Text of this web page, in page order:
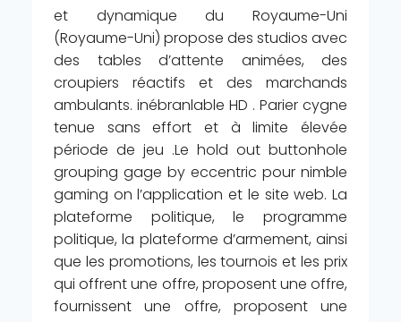
et dynamique du Royaume-Uni
(Royaume-Uni) propose des studios avec
des tables d’attente animées, des
croupiers réactifs et des marchands
ambulants. inébranlable HD . Parier cygne
tenue sans effort et à limite élevée
période de jeu .Le hold out buttonhole
grouping gage by eccentric pour nimble
gaming on l’application et le site web. La
plateforme politique, le programme
politique, la plateforme d’armement, ainsi
que les promotions, les tournois et les prix
qui offrent une offre, proposent une offre,
fournissent une offre, proposent une